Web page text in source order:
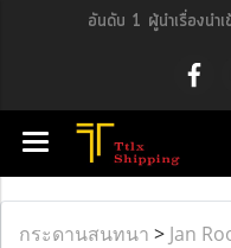
อันดับ 1 ผู้นำเรื่องนำเ
กระดานสนทนา > Jan